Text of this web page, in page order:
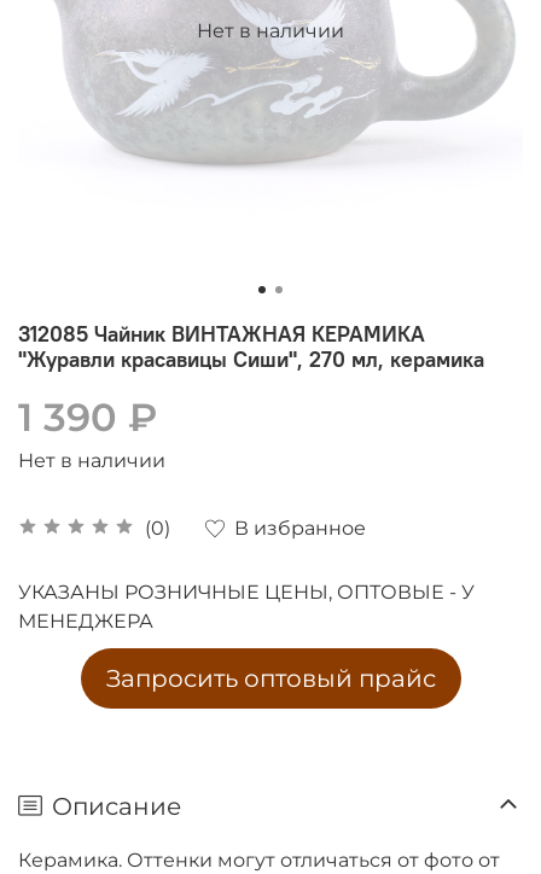
Нет в наличии
312085 Чайник ВИНТАЖНАЯ КЕРАМИКА
"Журавли красавицы Сиши", 270 мл, керамика
(0) В избранное
1 390 ₽
Нет в наличии
УКАЗАНЫ РОЗНИЧНЫЕ ЦЕНЫ, ОПТОВЫЕ - У
МЕНЕДЖЕРА
Запросить оптовый прайс
Описание
Керамика. Оттенки могут отличаться от фото от